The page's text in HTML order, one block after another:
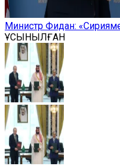
Министр Фидан:
ҰСЫНЫЛҒАН